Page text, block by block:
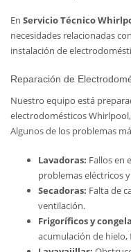
En Servicio Técnico
necesidades relacionadas
instalación de
Reparación de
Nuestro equipo está
electrodomésticos
Algunos de los problemas
Lavadoras: Fallos en
problemas eléctricos
Secadoras: Falta de
ventilación.
Frigoríficos y
acumulación de hielo,